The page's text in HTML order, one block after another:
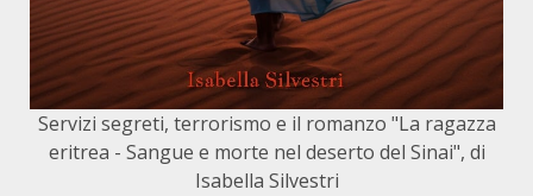
Servizi segreti, terrorismo e il romanzo "La ragazza
eritrea - Sangue e morte nel deserto del Sinai", di
Isabella Silvestri